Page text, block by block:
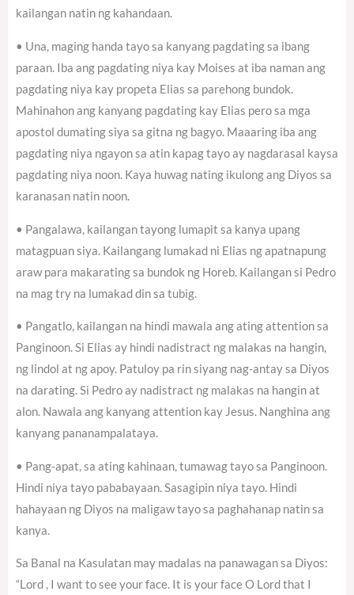
kailangan natin ng kahandaan.
• Una, maging handa tayo sa kanyang pagdating sa ibang
paraan. Iba ang pagdating niya kay Moises at iba naman ang
pagdating niya kay propeta Elias sa parehong bundok.
Mahinahon ang kanyang pagdating kay Elias pero sa mga
apostol dumating siya sa gitna ng bagyo. Maaaring iba ang
pagdating niya ngayon sa atin kapag tayo ay nagdarasal kaysa
pagdating niya noon. Kaya huwag nating ikulong ang Diyos sa
karanasan natin noon.
• Pangalawa, kailangan tayong lumapit sa kanya upang
matagpuan siya. Kailangang lumakad ni Elias ng apatnapung
araw para makarating sa bundok ng Horeb. Kailangan si Pedro
na mag try na lumakad din sa tubig.
• Pangatlo, kailangan na hindi mawala ang ating attention sa
Panginoon. Si Elias ay hindi nadistract ng malakas na hangin,
ng lindol at ng apoy. Patuloy pa rin siyang nag-antay sa Diyos
na darating. Si Pedro ay nadistract ng malakas na hangin at
alon. Nawala ang kanyang attention kay Jesus. Nanghina ang
kanyang pananampalataya.
• Pang-apat, sa ating kahinaan, tumawag tayo sa Panginoon.
Hindi niya tayo pababayaan. Sasagipin niya tayo. Hindi
hahayaan ng Diyos na maligaw tayo sa paghahanap natin sa
kanya.
Sa Banal na Kasulatan may madalas na panawagan sa Diyos:
“Lord , I want to see your face. It is your face O Lord that I